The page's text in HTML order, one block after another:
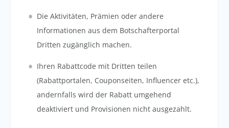
Die Aktivitäten, Prämien oder andere
Informationen aus dem Botschafterportal
Dritten zugänglich machen.
Ihren Rabattcode mit Dritten teilen
(Rabattportalen, Couponseiten, Influencer etc.),
andernfalls wird der Rabatt umgehend
deaktiviert und Provisionen nicht ausgezahlt.